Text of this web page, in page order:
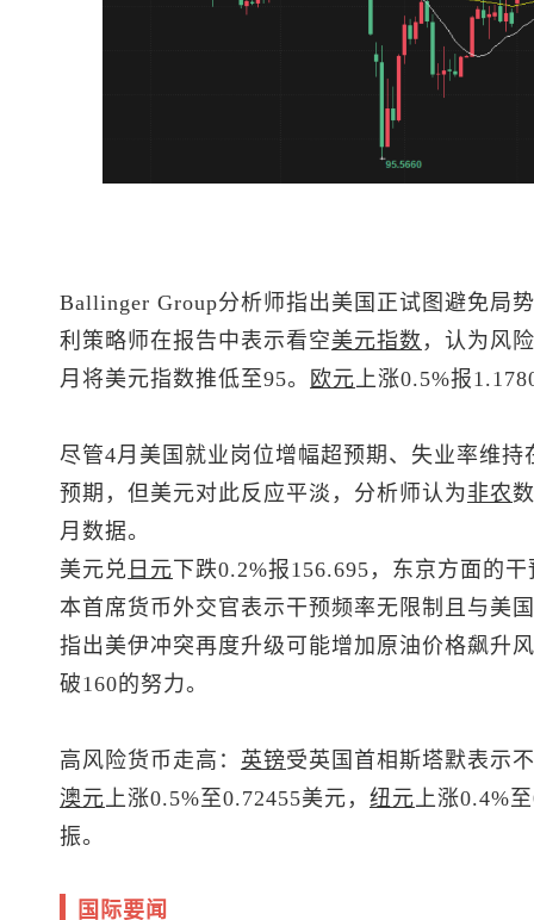
Ballinger Group分析师指出美国正试图避免局
利策略师在报告中表示看空美元指数 ，认为风
月将美元指数推低至95。 欧元上涨0.5%报
尽管4月美国就业岗位增幅超预期、失业率维
预期，但美元对此反应平淡，分析师认为非农
月数据。
美元兑 日元 下跌0.2%报156.695，东京方面的
本首席货币外交官表示干预频率无限制且与美
指出美伊冲突再度升级可能增加原油价格飙升
破160的努力。
高风险货币走高： 英镑受英国首相斯塔默表示
澳元上涨0.5%至0.72455美元， 纽元上涨0.4%
振。
国际要闻